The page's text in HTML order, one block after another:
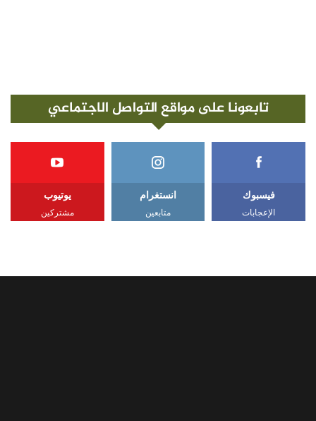
تابعونا على مواقع التواصل الاجتماعي
فيسبوك
الإعجابات
انستغرام
متابعين
يوتيوب
مشتركين